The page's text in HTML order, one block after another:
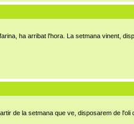
ha arribat l'hora. La setmana vinent,
de la setmana que ve, disposarem de l'oli